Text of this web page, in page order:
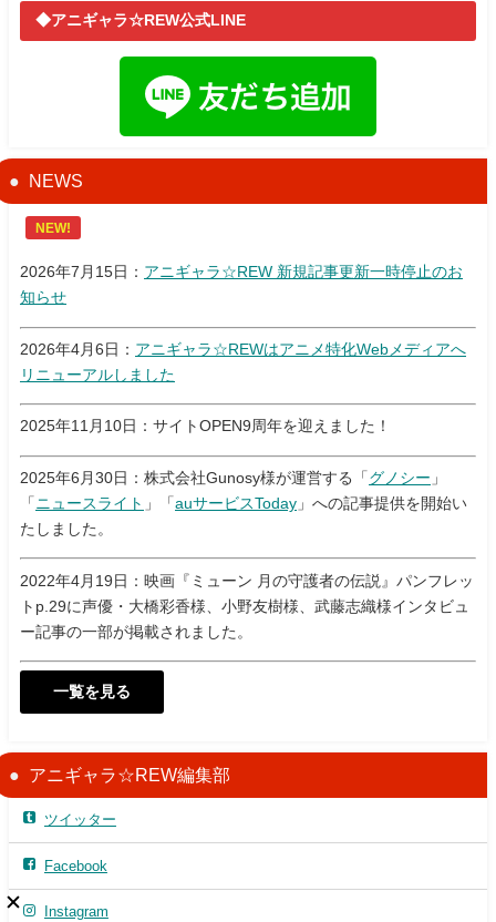
◆アニギャラ☆REW公式LINE
NEWS
NEW!
2026年7月15日： アニギャラ☆REW 新規記事更新一時停止のお
知らせ
2026年4月6日： アニギャラ☆REWはアニメ特化Webメディアへ
リニューアルしました
2025年11月10日：サイトOPEN9周年を迎えました！
2025年6月30日：株式会社Gunosy様が運営する「 グノシー 」
「 ニュースライト 」「 auサービスToday 」への記事提供を開始い
たしました。
2022年4月19日：映画『ミューン 月の守護者の伝説』パンフレッ
トp.29に声優・大橋彩香様、小野友樹様、武藤志織様インタビュ
ー記事の一部が掲載されました。
一覧を見る
アニギャラ☆REW編集部
ツイッター
Facebook
Instagram